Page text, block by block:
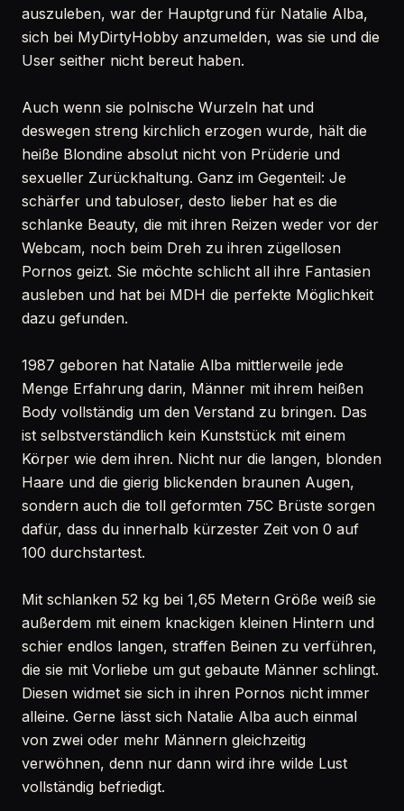
auszuleben, war der Hauptgrund für Natalie Alba,
sich bei MyDirtyHobby anzumelden, was sie und die
User seither nicht bereut haben.
Auch wenn sie polnische Wurzeln hat und
deswegen streng kirchlich erzogen wurde, hält die
heiße Blondine absolut nicht von Prüderie und
sexueller Zurückhaltung. Ganz im Gegenteil: Je
schärfer und tabuloser, desto lieber hat es die
schlanke Beauty, die mit ihren Reizen weder vor der
Webcam, noch beim Dreh zu ihren zügellosen
Pornos geizt. Sie möchte schlicht all ihre Fantasien
ausleben und hat bei MDH die perfekte Möglichkeit
dazu gefunden.
1987 geboren hat Natalie Alba mittlerweile jede
Menge Erfahrung darin, Männer mit ihrem heißen
Body vollständig um den Verstand zu bringen. Das
ist selbstverständlich kein Kunststück mit einem
Körper wie dem ihren. Nicht nur die langen, blonden
Haare und die gierig blickenden braunen Augen,
sondern auch die toll geformten 75C Brüste sorgen
dafür, dass du innerhalb kürzester Zeit von 0 auf
100 durchstartest.
Mit schlanken 52 kg bei 1,65 Metern Größe weiß sie
außerdem mit einem knackigen kleinen Hintern und
schier endlos langen, straffen Beinen zu verführen,
die sie mit Vorliebe um gut gebaute Männer schlingt.
Diesen widmet sie sich in ihren Pornos nicht immer
alleine. Gerne lässt sich Natalie Alba auch einmal
von zwei oder mehr Männern gleichzeitig
verwöhnen, denn nur dann wird ihre wilde Lust
vollständig befriedigt.